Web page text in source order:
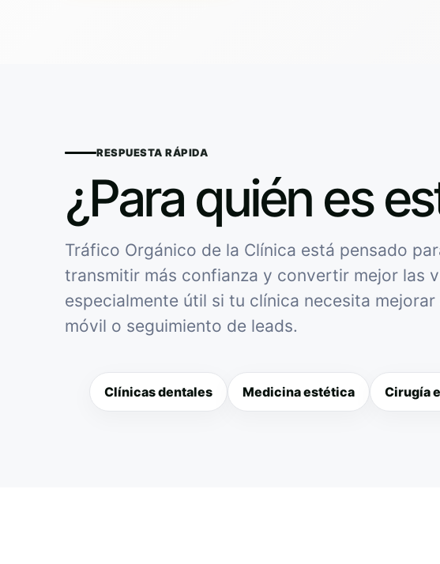
RESPUESTA RÁPIDA
¿Para quién es
Tráfico Orgánico de la Clínica está pensado
transmitir más confianza y convertir mejor las
especialmente útil si tu clínica necesita
móvil o seguimiento de leads.
Clínicas dentales Medicina estética Cirugía